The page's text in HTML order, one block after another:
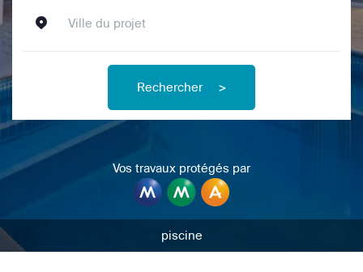
Rechercher >
Vos travaux protégés par
piscine